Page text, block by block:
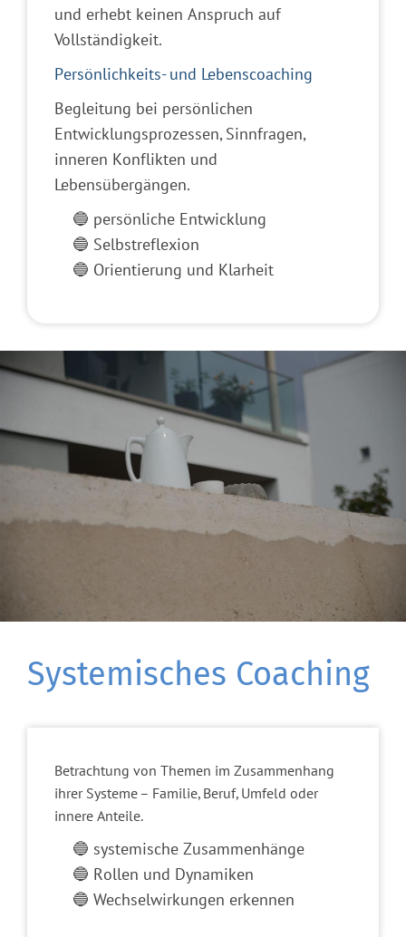
und erhebt keinen Anspruch auf
Vollständigkeit.
Persönlichkeits- und Lebenscoaching
Begleitung bei persönlichen
Entwicklungsprozessen, Sinnfragen,
inneren Konflikten und
Lebensübergängen.
🔵 persönliche Entwicklung
🔵 Selbstreflexion
🔵 Orientierung und Klarheit
Systemisches Coaching
Betrachtung von Themen im Zusammenhang
ihrer Systeme – Familie, Beruf, Umfeld oder
innere Anteile.
🔵 systemische Zusammenhänge
🔵 Rollen und Dynamiken
🔵 Wechselwirkungen erkennen